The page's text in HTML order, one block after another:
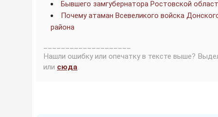
Бывшего замгубернатора Ростовской
Почему атаман Всевеликого войска
района
Нашли ошибку или опечатку в тексте выше?
или сюда.